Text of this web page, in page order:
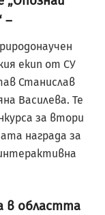
–
екип от СУ
Станислав
Василева. Те
за втори
награда за
в областта